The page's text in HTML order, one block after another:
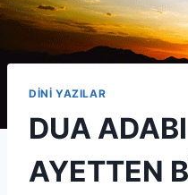
DİNİ YAZILAR
DUA
AYETTEN